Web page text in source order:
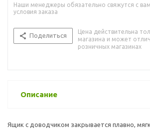
Наши менеджеры обязательно свяжутся с
условия заказа
Поделиться
Цена действительна
магазина и может
розничных магазинах
Описание
Ящик с доводчиком закрывается плавно,